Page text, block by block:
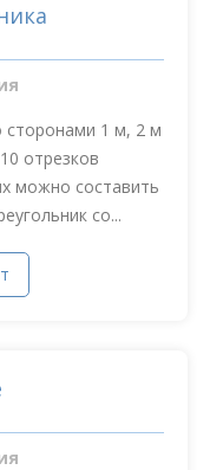
сторонами 1 м, 2 м
отрезков
можно составить
со...